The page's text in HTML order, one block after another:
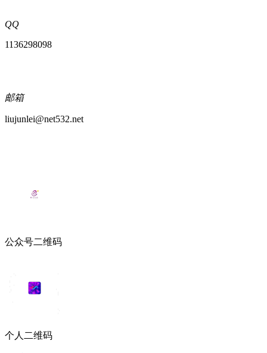
QQ
1136298098
邮箱
liujunlei@net532.net
公众号二维码
个人二维码